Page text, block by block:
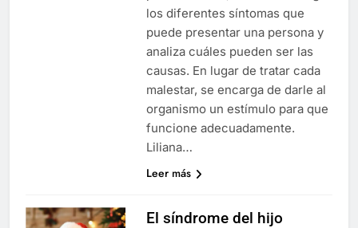
los diferentes síntomas que
puede presentar una persona y
analiza cuáles pueden ser las
causas. En lugar de tratar cada
malestar, se encarga de darle al
organismo un estímulo para que
funcione adecuadamente.
Liliana…
Leer más
El síndrome del hijo